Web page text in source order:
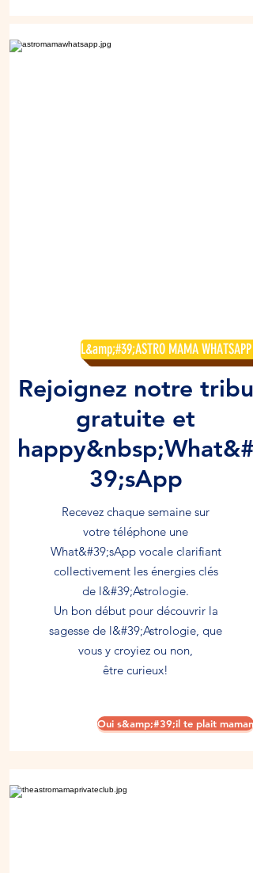
L&amp;#39;ASTRO MAMA WHATSAPP
Rejoignez notre tribu
gratuite et
happy&nbsp;What&#
39;sApp
Recevez chaque semaine sur
votre téléphone une
What&#39;sApp vocale clarifiant
collectivement les énergies clés
de l&#39;Astrologie.
Un bon début pour découvrir la
sagesse de l&#39;Astrologie, que
vous y croyiez ou non,
être curieux!
Oui s&amp;#39;il te plait maman